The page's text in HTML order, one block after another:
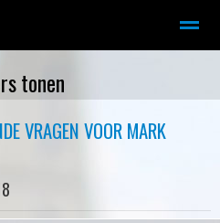
tonen
VRAGEN VOOR MARK